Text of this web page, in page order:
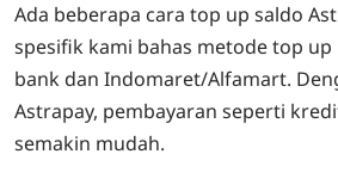
Ada beberapa cara top up saldo
spesifik kami bahas metode top
bank dan Indomaret/Alfamart.
Astrapay, pembayaran seperti
semakin mudah.